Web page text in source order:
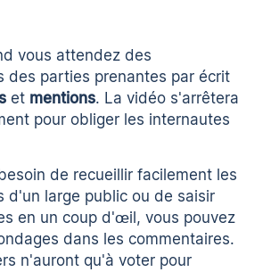
vous attendez des
des parties prenantes par écrit
et mentions. La vidéo s'arrêtera
pour obliger les internautes
de recueillir facilement les
d'un large public ou de saisir
en un coup d'œil, vous pouvez
dans les commentaires.
n'auront qu'à voter pour